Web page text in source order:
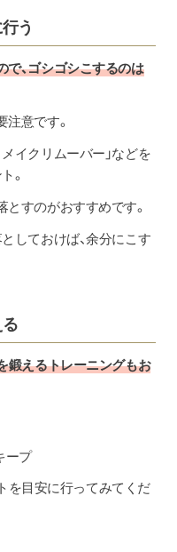
う
、ゴシゴシこするのは
意です。
イクリムーバー」などを
。
すのがおすすめです。
しておけば、余分にこす
鍛えるトレーニングもお
ープ
を目安に行ってみてくだ